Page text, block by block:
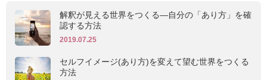
解釈が見える世界をつくる―自分の「あり方」を確
認する方法
2019.07.25
セルフイメージ(あり方)を変えて望む世界をつくる
方法